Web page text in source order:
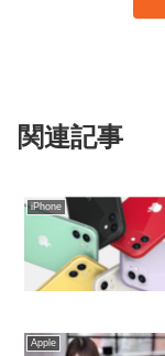
関連記事
iPhone
Apple